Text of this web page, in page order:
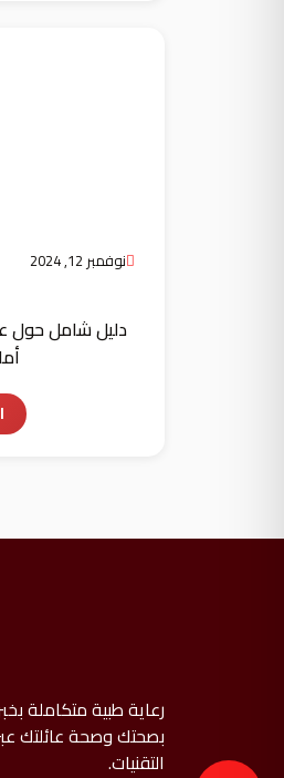
نوفمبر 12, 2024
دليل شامل حول
بصحتك وصحة عائلتك
التقنيات.